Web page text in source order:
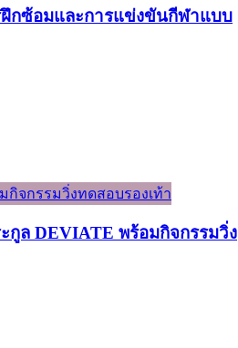
ฝึกซ้อมและการแข่งขันกีฬาแบบ
กูล DEVIATE พร้อมกิจกรรมวิ่ง